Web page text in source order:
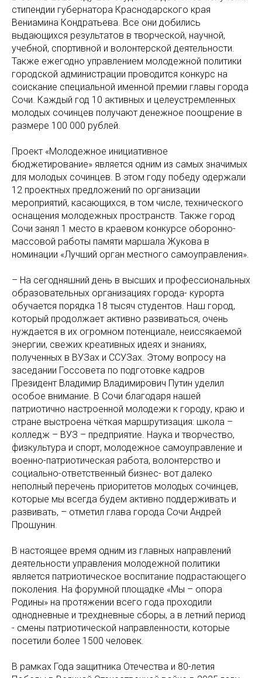
стипендии губернатора Краснодарского края
Вениамина Кондратьева. Все они добились
выдающихся результатов в творческой, научной,
учебной, спортивной и волонтерской деятельности.
Также ежегодно управлением молодежной политики
городской администрации проводится конкурс на
соискание специальной именной премии главы города
Сочи. Каждый год 10 активных и целеустремленных
молодых сочинцев получают денежное поощрение в
размере 100 000 рублей.
Проект «Молодежное инициативное
бюджетирование» является одним из самых значимых
для молодых сочинцев. В этом году победу одержали
12 проектных предложений по организации
мероприятий, касающихся, в том числе, технического
оснащения молодежных пространств. Также город
Сочи занял 1 место в краевом конкурсе оборонно-
массовой работы памяти маршала Жукова в
номинации «Лучший орган местного самоуправления».
– На сегодняшний день в высших и профессиональных
образовательных организациях города- курорта
обучается порядка 18 тысяч студентов. Наш город,
который продолжает активно развиваться, очень
нуждается в их огромном потенциале, неиссякаемой
энергии, свежих креативных идеях и знаниях,
полученных в ВУЗах и ССУЗах. Этому вопросу на
заседании Госсовета по подготовке кадров
Президент Владимир Владимирович Путин уделил
особое внимание. В Сочи благодаря нашей
патриотично настроенной молодежи к городу, краю и
стране выстроена чёткая маршрутизация: школа –
колледж – ВУЗ – предприятие. Наука и творчество,
физкультура и спорт, молодежное самоуправление и
военно-патриотическая работа, волонтерство и
социально-ответственный бизнес- вот далеко
неполный перечень приоритетов молодых сочинцев,
которые мы всегда будем активно поддерживать и
развивать, – отметил глава города Сочи Андрей
Прошунин.
В настоящее время одним из главных направлений
деятельности управления молодежной политики
является патриотическое воспитание подрастающего
поколения. На форумной площадке «Мы – опора
Родины» на протяжении всего года проходили
однодневные и трехдневные сборы, а в летний период
- смены патриотической направленности, которые
посетили более 1500 человек.
В рамках Года защитника Отечества и 80-летия